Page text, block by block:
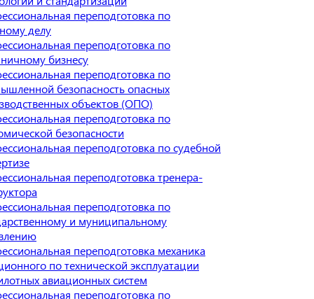
переподготовка по
делу
переподготовка по
бизнесу
переподготовка по
безопасность опасных
объектов (ОПО)
переподготовка по
безопасности
переподготовка по судебной
переподготовка тренера-
переподготовка по
и муниципальному
переподготовка механика
по технической эксплуатации
авиационных систем
переподготовка по